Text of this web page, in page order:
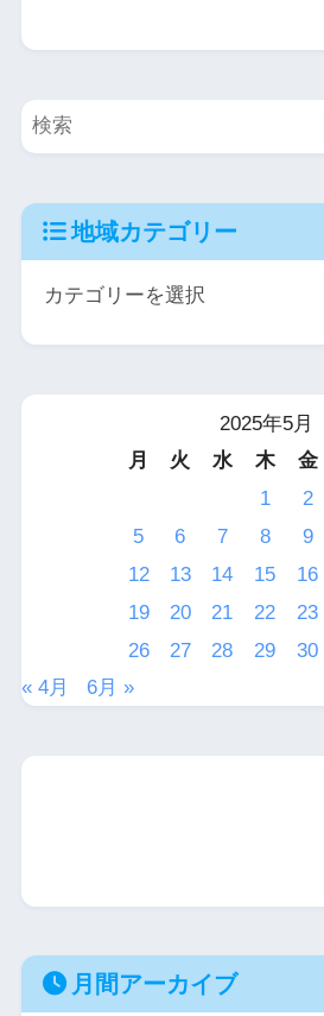
地域カテゴリー
2025年5月
月
火 水 木 金
1
2
5
6 7 8 9
12
13 14 15 16
19
20 21 22 23
26
27 28 29 30
« 4月
6月 »
月間アーカイブ